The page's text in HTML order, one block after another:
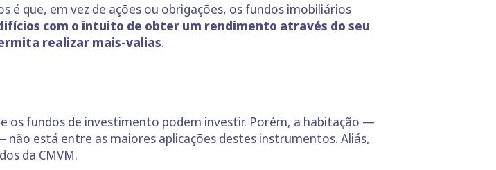
que, em vez de ações ou obrigações, os fundos imobiliários
com o intuito de obter um rendimento através do seu
realizar mais-valias.
os fundos de investimento podem investir. Porém, a habitação —
está entre as maiores aplicações destes instrumentos. Aliás,
da CMVM.